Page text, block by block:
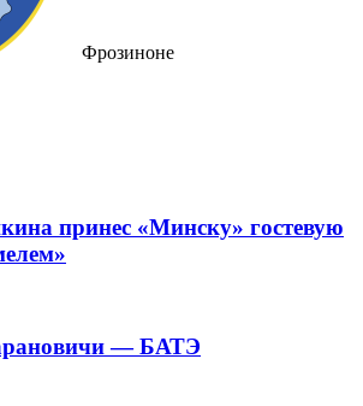
Фрозиноне
принес «Минску» гостевую
— БАТЭ